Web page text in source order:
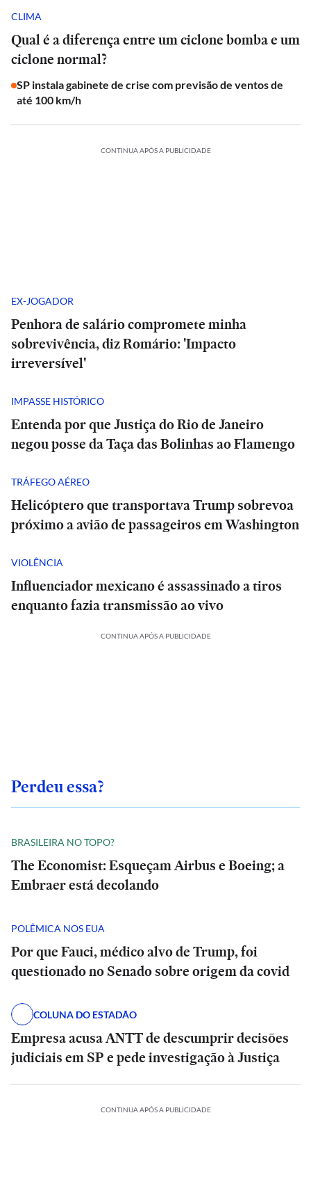
CLIMA
Qual é a diferença entre um ciclone bomba e um
ciclone normal?
SP instala gabinete de crise com previsão de ventos de
até 100 km/h
CONTINUA APÓS A PUBLICIDADE
EX-JOGADOR
Penhora de salário compromete minha
sobrevivência, diz Romário: 'Impacto
irreversível'
IMPASSE HISTÓRICO
Entenda por que Justiça do Rio de Janeiro
negou posse da Taça das Bolinhas ao Flamengo
TRÁFEGO AÉREO
Helicóptero que transportava Trump sobrevoa
próximo a avião de passageiros em Washington
VIOLÊNCIA
Influenciador mexicano é assassinado a tiros
enquanto fazia transmissão ao vivo
CONTINUA APÓS A PUBLICIDADE
Perdeu essa?
BRASILEIRA NO TOPO?
The Economist: Esqueçam Airbus e Boeing; a
Embraer está decolando
POLÊMICA NOS EUA
Por que Fauci, médico alvo de Trump, foi
questionado no Senado sobre origem da covid
COLUNA DO ESTADÃO
Empresa acusa ANTT de descumprir decisões
judiciais em SP e pede investigação à Justiça
CONTINUA APÓS A PUBLICIDADE